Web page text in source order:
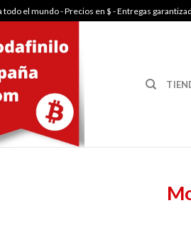
todo el mundo - Precios en $ - Entregas